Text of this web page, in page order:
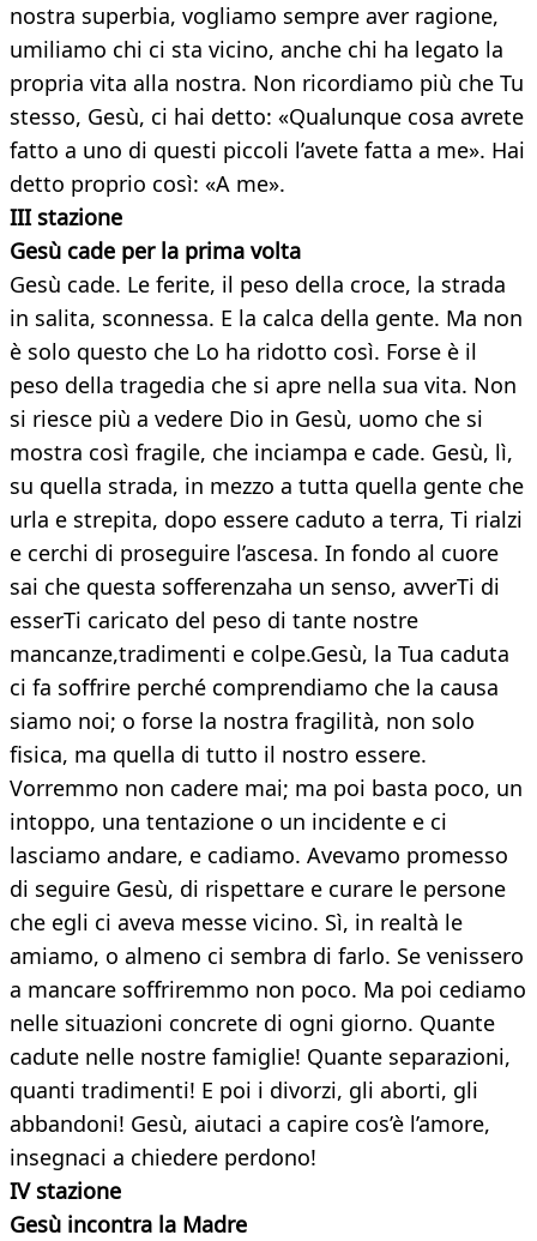
nostra superbia, vogliamo sempre aver ragione,
umiliamo chi ci sta vicino, anche chi ha legato la
propria vita alla nostra. Non ricordiamo più che Tu
stesso, Gesù, ci hai detto: «Qualunque cosa avrete
fatto a uno di questi piccoli l’avete fatta a me». Hai
detto proprio così: «A me».
III stazione
Gesù cade per la prima volta
Gesù cade. Le ferite, il peso della croce, la strada
in salita, sconnessa. E la calca della gente. Ma non
è solo questo che Lo ha ridotto così. Forse è il
peso della tragedia che si apre nella sua vita. Non
si riesce più a vedere Dio in Gesù, uomo che si
mostra così fragile, che inciampa e cade. Gesù, lì,
su quella strada, in mezzo a tutta quella gente che
urla e strepita, dopo essere caduto a terra, Ti rialzi
e cerchi di proseguire l’ascesa. In fondo al cuore
sai che questa sofferenzaha un senso, avverTi di
esserTi caricato del peso di tante nostre
mancanze,tradimenti e colpe.Gesù, la Tua caduta
ci fa soffrire perché comprendiamo che la causa
siamo noi; o forse la nostra fragilità, non solo
fisica, ma quella di tutto il nostro essere.
Vorremmo non cadere mai; ma poi basta poco, un
intoppo, una tentazione o un incidente e ci
lasciamo andare, e cadiamo. Avevamo promesso
di seguire Gesù, di rispettare e curare le persone
che egli ci aveva messe vicino. Sì, in realtà le
amiamo, o almeno ci sembra di farlo. Se venissero
a mancare soffriremmo non poco. Ma poi cediamo
nelle situazioni concrete di ogni giorno. Quante
cadute nelle nostre famiglie! Quante separazioni,
quanti tradimenti! E poi i divorzi, gli aborti, gli
abbandoni! Gesù, aiutaci a capire cos’è l’amore,
insegnaci a chiedere perdono!
IV stazione
Gesù incontra la Madre